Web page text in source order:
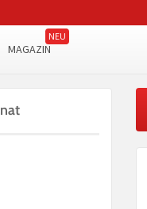
MAGAZIN